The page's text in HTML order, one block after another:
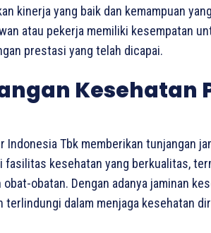
kinerja yang baik dan kemampuan
atau pekerja memiliki kesempatan
prestasi yang telah dicapai.
Kesehatan
Indonesia Tbk memberikan tunjangan
fasilitas kesehatan yang berkualitas,
obat-obatan. Dengan adanya jaminan
terlindungi dalam menjaga kesehatan